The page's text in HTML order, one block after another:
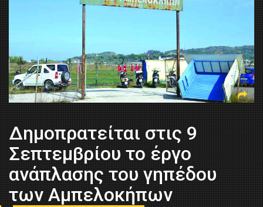
Δημοπρατείται στις 9
Σεπτεμβρίου το έργο
ανάπλασης του γηπέδου
των Αμπελοκήπων